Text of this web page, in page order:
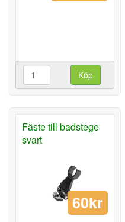
Köp
Fäste till badstege
svart
60kr